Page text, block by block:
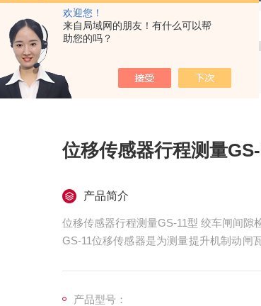
欢迎您！
来自局域网的朋友！有什么可以帮
助您的吗？
猴车配件橡胶轮衬 托压轮矿用斜井巷道用 矿用本
位移传感器行程测量
产品简介
位移传感器行程测量GS-11型 绞车闸间隙
GS-11位移传感器是为测量提升机制动闸
产品型号：